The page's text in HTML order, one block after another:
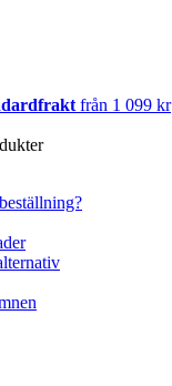
från 1 099 kr